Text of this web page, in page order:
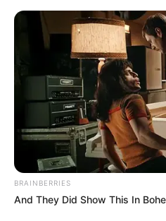
egy új politikai korszak
hogy a kemény szavak
ügyészségi lépések is,
közvéleményt arról: az
politikai jelszó marad.
BRAINBERRIES
And They Did Show This In